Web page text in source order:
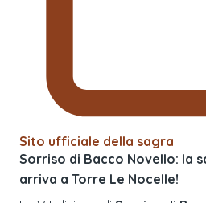
Sito ufficiale della sagra
Sorriso di Bacco Novello: la
arriva a Torre Le Nocelle!